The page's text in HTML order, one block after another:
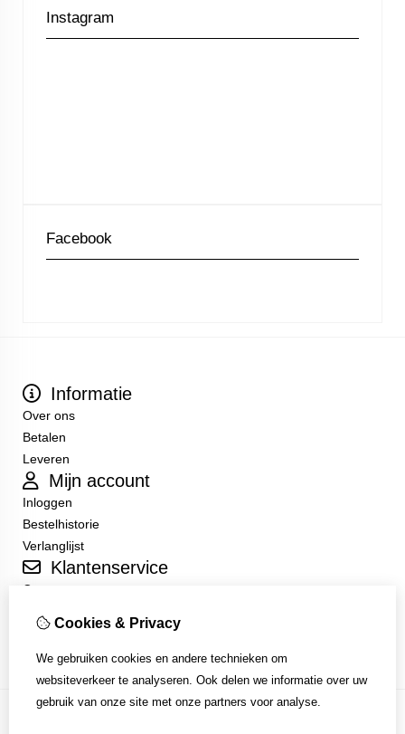
Instagram
Facebook
Informatie
Over ons
Betalen
Leveren
Mijn account
Inloggen
Bestelhistorie
Verlanglijst
Klantenservice
Contact
Algemene Voorwaarden
Cookies & Privacy
We gebruiken cookies en andere technieken om
websiteverkeer te analyseren. Ook delen we informatie over uw
gebruik van onze site met onze partners voor analyse.